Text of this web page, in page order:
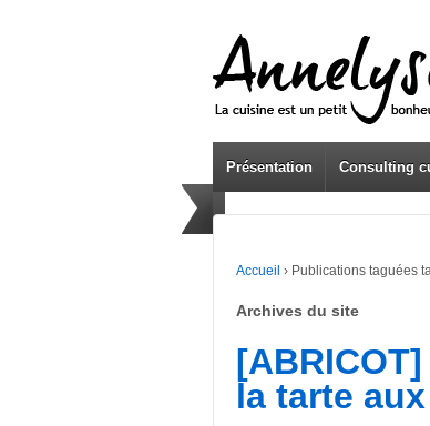
Présentation Consulting
Accueil › Publications taguées
Archives du site
la tarte